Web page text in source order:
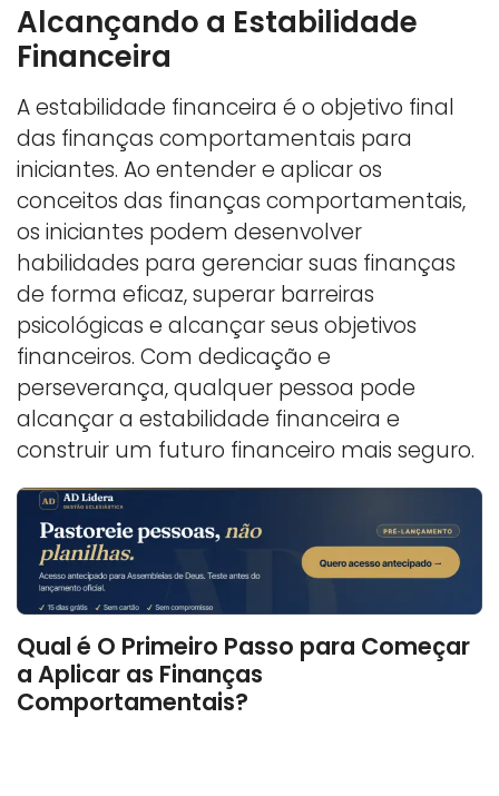
Alcançando a Estabilidade
Financeira
A estabilidade financeira é o objetivo final
das finanças comportamentais para
iniciantes. Ao entender e aplicar os
conceitos das finanças comportamentais,
os iniciantes podem desenvolver
habilidades para gerenciar suas finanças
de forma eficaz, superar barreiras
psicológicas e alcançar seus objetivos
financeiros. Com dedicação e
perseverança, qualquer pessoa pode
alcançar a estabilidade financeira e
construir um futuro financeiro mais seguro.
Qual é O Primeiro Passo para Começar
a Aplicar as Finanças
Comportamentais?